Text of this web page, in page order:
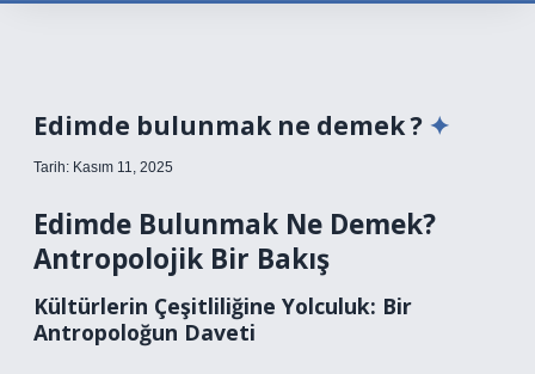
Edimde bulunmak ne demek ?
Tarih: Kasım 11, 2025
Edimde Bulunmak Ne Demek?
Antropolojik Bir Bakış
Kültürlerin Çeşitliliğine Yolculuk: Bir
Antropoloğun Daveti